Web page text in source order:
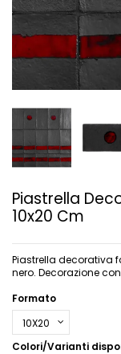
Piastrella
10x20 Cm
Piastrella decorativa
nero. Decorazione
Formato
Colori/Varianti